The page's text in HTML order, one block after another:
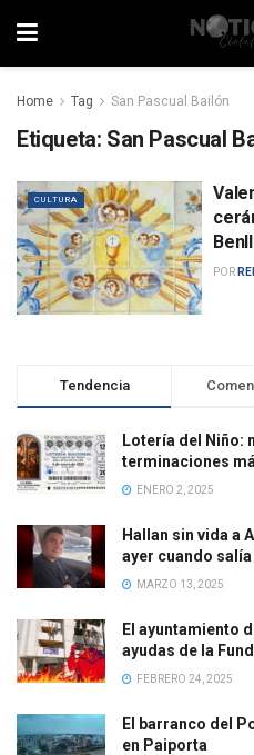
Home Tag San Pascual Bailón
Etiqueta: San Pascual
CULTURA
POR
Tendencia
Lotería del Niño:
terminaciones
ENERO 2, 2025
Hallan sin vida a
ayer cuando
MARZO 13, 2025
El ayuntamiento
ayudas de la
FEBRERO 24, 2025
El barranco del
en Paiporta